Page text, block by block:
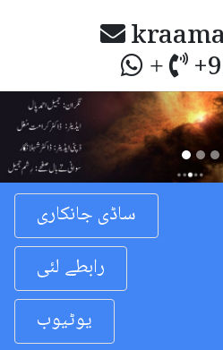
+
Previous
ساڈی جانکاری
رابطے لئی
یوٹیوب